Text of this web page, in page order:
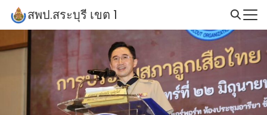
Skip
สพป.สระบุรี เขต 1
Search
for: